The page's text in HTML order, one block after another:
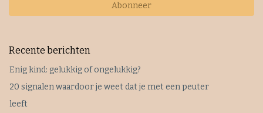
Abonneer
Recente berichten
Enig kind: gelukkig of ongelukkig?
20 signalen waardoor je weet dat je met een peuter
leeft